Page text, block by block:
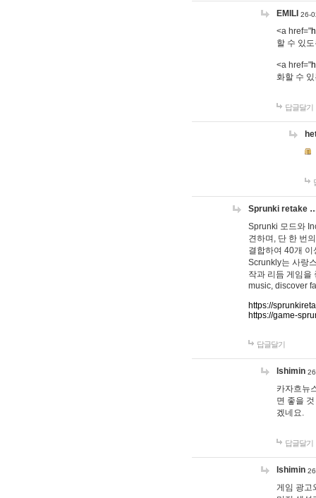
EMILI 26-
<a href="
할 수 있
<a href="
화할 수
답글달기
Sprunki retake
Sprunki 모드와
견하며, 단 한 번
결합하여 40개
Scrunkly는 사랑
작과 리듬 게임을
music, discover
https://
https://game-
답글달기
lshimin
카자흐뉴
면 좋을
겠네요.
답글달기
lshimin
게임 광고